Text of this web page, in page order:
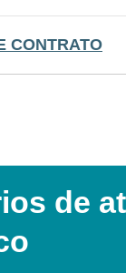
CONTRATO
de